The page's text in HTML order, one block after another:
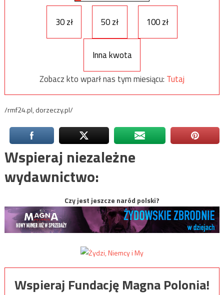
30 zł 50 zł 100 zł
Inna kwota
Zobacz kto wparł nas tym miesiącu: Tutaj
/rmf24.pl, dorzeczy.pl/
Wspieraj niezależne
wydawnictwo:
Czy jest jeszcze naród polski?
Wspieraj Fundację Magna Polonia!